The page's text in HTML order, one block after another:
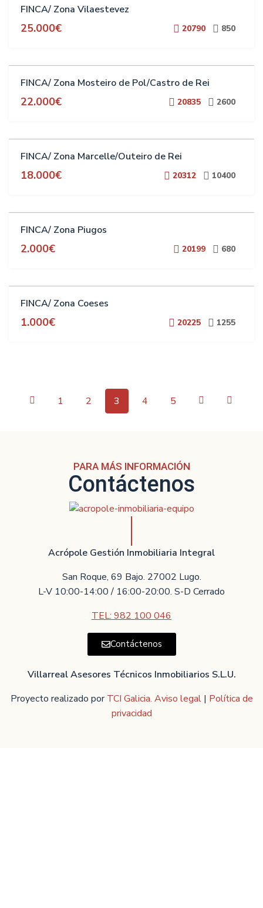
FINCA/ Zona Vilaestevez
25.000€ 20790 850
FINCA/ Zona Mosteiro de Pol/Castro de Rei
22.000€ 20835 2600
FINCA/ Zona Marcelle/Outeiro de Rei
18.000€ 20312 10400
FINCA/ Zona Piugos
2.000€ 20199 680
FINCA/ Zona Coeses
1.000€ 20225 1255
1 2 3 4 5
PARA MÁS INFORMACIÓN
Contáctenos
Acrópole Gestión Inmobiliaria Integral
San Roque, 69 Bajo. 27002 Lugo.
L-V 10:00-14:00 / 16:00-20:00. S-D Cerrado
TEL: 982 100 046
Contáctenos
Villarreal Asesores Técnicos Inmobiliarios S.L.U.
Proyecto realizado porTCI Galicia. Aviso legal | Política de
privacidad